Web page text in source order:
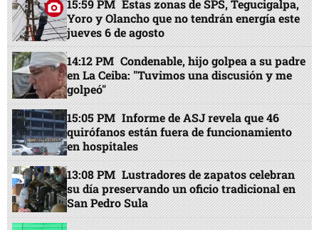
15:59 PM Estas zonas de SPS, Tegucigalpa,
Yoro y Olancho que no tendrán energía este
jueves 6 de agosto
14:12 PM Condenable, hijo golpea a su padre
en La Ceiba: "Tuvimos una discusión y me
golpeó"
15:05 PM Informe de ASJ revela que 46
quirófanos están fuera de funcionamiento
en hospitales
13:08 PM Lustradores de zapatos celebran
su día preservando un oficio tradicional en
San Pedro Sula